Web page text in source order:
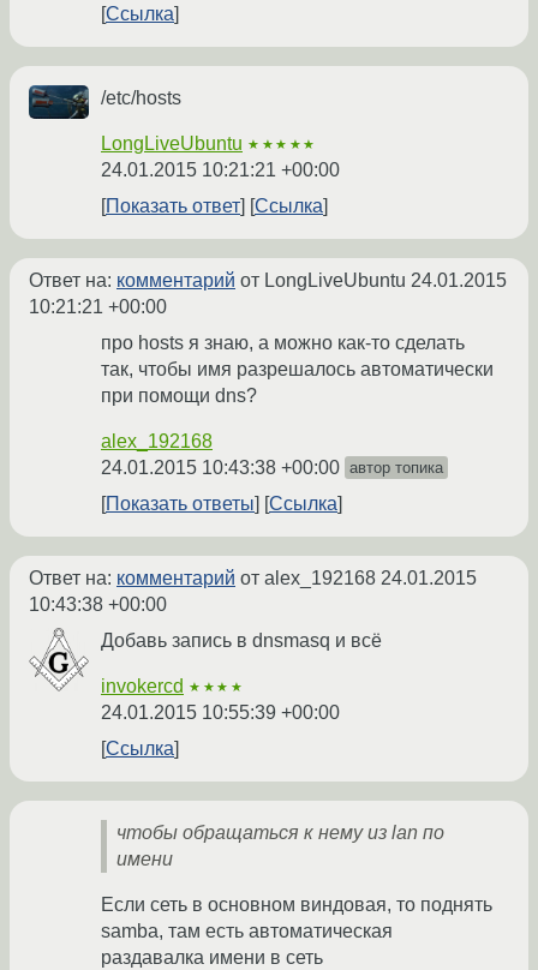
Ссылка
/etc/hosts
LongLiveUbuntu ★★★★★
24.01.2015 10:21:21 +00:00
Показать ответ
Ссылка
Ответ на: комментарий от LongLiveUbuntu 24.01.2015
10:21:21 +00:00
про hosts я знаю, а можно как-то сделать
так, чтобы имя разрешалось автоматически
при помощи dns?
alex_192168
24.01.2015 10:43:38 +00:00 автор топика
Показать ответы Ссылка
Ответ на: комментарий от alex_192168 24.01.2015
10:43:38 +00:00
Добавь запись в dnsmasq и всё
invokercd ★★★★
24.01.2015 10:55:39 +00:00
Ссылка
чтобы обращаться к нему из lan по
имени
Если сеть в основном виндовая, то поднять
samba, там есть автоматическая
раздавалка имени в сеть